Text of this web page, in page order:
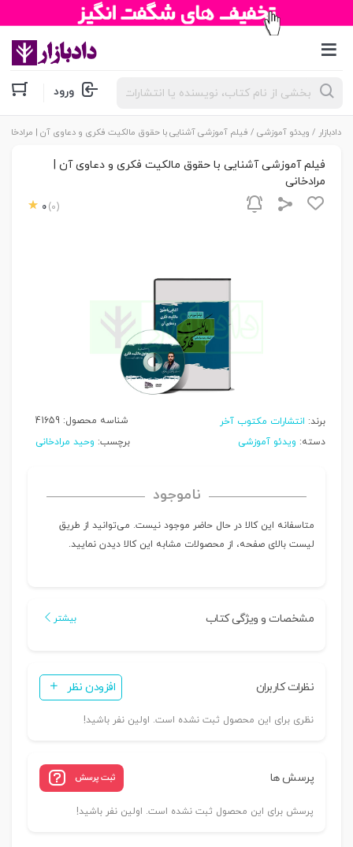
جستجوی
محصولات ورود
دادبازار / ویدئو آموزشی / فیلم آموزشی آشنایی با حقوق مالکیت فکری و دعاوی آن | مرادخانی
فیلم آموزشی آشنایی با حقوق مالکیت فکری و دعاوی آن |
مرادخانی
0 (0)
برند: انتشارات مکتوب آخر شناسه محصول: 41659
دسته: ویدئو آموزشی برچسب: وحید مرادخانی
ناموجود
متاسفانه این کالا در حال حاضر موجود نیست. می‌توانید از طریق
لیست بالای صفحه، از محصولات مشابه این کالا دیدن نمایید.
مشخصات و ویژگی کتاب بیشتر
نظرات کاربران افزودن نظر
نظری برای این محصول ثبت نشده است. اولین نفر باشید!
پرسش ها ثبت پرسش
پرسش برای این محصول ثبت نشده است. اولین نفر باشید!